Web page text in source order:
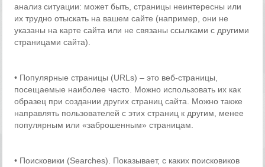
анализ ситуации: может быть, страницы неинтересны или
их трудно отыскать на вашем сайте (например, они не
указаны на карте сайта или не связаны ссылками с другими
страницами сайта).
• Популярные страницы (URLs) – это веб-страницы,
посещаемые наиболее часто. Можно использовать их как
образец при создании других страниц сайта. Можно также
направлять пользователей с этих страниц к другим, менее
популярным или «заброшенным» страницам.
• Поисковики (Searches). Показывает, с каких поисковиков